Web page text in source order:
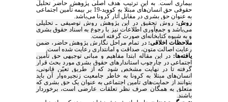
بیماری است. به این ترتیب هدف اصلی پژوهش حاضر تحلیل
حقوقی حق انسان‌های مبتلا به کووید-19 بر بیمه تأمین اجتماعی
به عنوان حق بشری در مقابل آثار کرونا می‌باشد.
روش: روش تحقیق در این پژوهش روش توصیفی ـ تحلیلی
می‌باشد و جمع‌آوری اطلاعات نیز با رجوع به اسناد حقوق بشری
و به شیوه کتابخانه‌ای صورت گرفته است.
ملاحظات اخلاقی: در تمام مراحل نگارش پژوهش حاضر، ضمن
رعایت اصالت متون، صداقت و امانتداری رعایت شده است.
یافته‌ها: در این مقاله ابتدا مفاهیم و مبانی توجیهی حق تأمین
اجتماعی در چارچوب استاندارهای حقوق بشری مورد بحث قرار
گرفته تا در نهایت مشخص شود که از طریق تعیّن قانونی،
انسان‌های مبتلا به کرونا به خاطر جامعیت زنجیره‌وار آن باید
بتوانند از حمایت‌های تأمین اجتماعی به عنوان یک حق بشری که
متعلق به همگان صرف نظر تعلقات عارضی است، برخوردار
باشند.